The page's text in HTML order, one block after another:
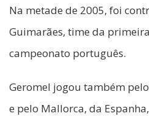
Na metade de 2005, foi
Guimarães, time da
campeonato português.
Geromel jogou também
e pelo Mallorca, da